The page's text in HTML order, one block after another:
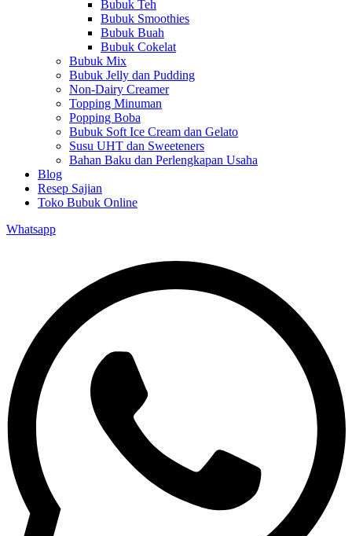
Bubuk Teh
Bubuk Smoothies
Bubuk Buah
Bubuk Cokelat
Bubuk Mix
Bubuk Jelly dan Pudding
Non-Dairy Creamer
Topping Minuman
Popping Boba
Bubuk Soft Ice Cream dan Gelato
Susu UHT dan Sweeteners
Bahan Baku dan Perlengkapan Usaha
Blog
Resep Sajian
Toko Bubuk Online
Whatsapp